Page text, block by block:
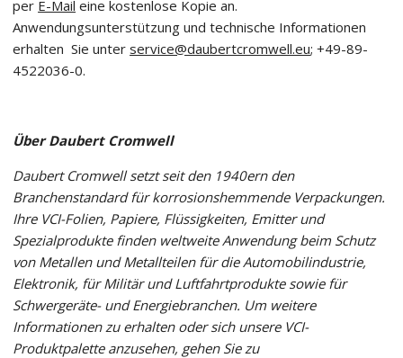
per E-Mail eine kostenlose Kopie an.
Anwendungsunterstützung und technische Informationen
erhalten Sie unterservice@daubertcromwell.eu; +49-89-
4522036-0.
Über Daubert Cromwell
Daubert Cromwell setzt seit den 1940ern den
Branchenstandard für korrosionshemmende Verpackungen.
Ihre VCI-Folien, Papiere, Flüssigkeiten, Emitter und
Spezialprodukte finden weltweite Anwendung beim Schutz
von Metallen und Metallteilen für die Automobilindustrie,
Elektronik, für Militär und Luftfahrtprodukte sowie für
Schwergeräte- und Energiebranchen. Um weitere
Informationen zu erhalten oder sich unsere VCI-
Produktpalette anzusehen, gehen Sie zu